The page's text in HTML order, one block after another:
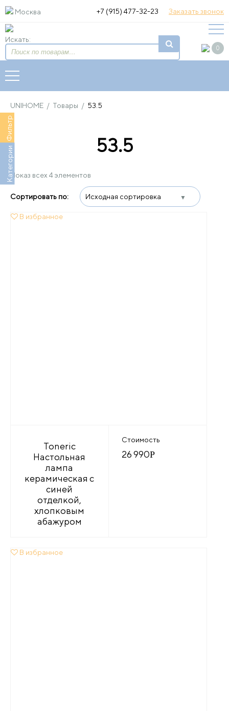
Москва +7 (915) 477-32-23 Заказать звонок
Искать:
0
UNIHOME / Товары / 53.5
Фильтр
Категории 53.5
Показ всех 4 элементов
В избранное
Toneric
Настольная
лампа
керамическая с
синей
отделкой,
хлопковым
абажуром
Стоимость
26 990Р
В избранное